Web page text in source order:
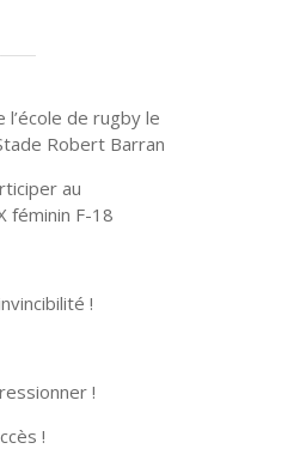
de rugby le
Robert Barran
au
féminin F-18
!
!
!